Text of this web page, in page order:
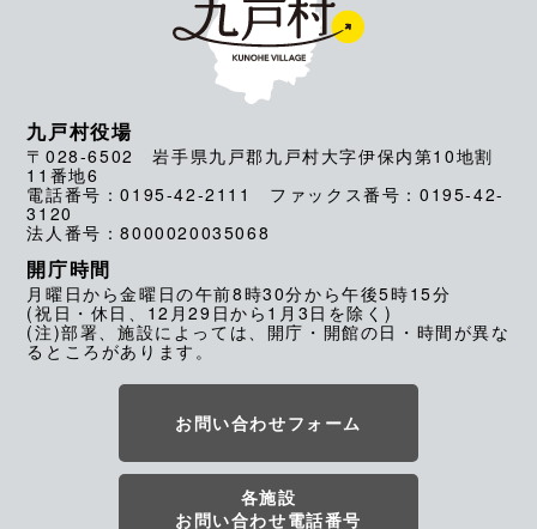
九戸村役場
〒028-6502 岩手県九戸郡九戸村大字伊保内第10地割
11番地6
電話番号：0195-42-2111 ファックス番号：0195-42-
3120
法人番号：8000020035068
開庁時間
月曜日から金曜日の午前8時30分から午後5時15分
(祝日・休日、12月29日から1月3日を除く)
(注)部署、施設によっては、開庁・開館の日・時間が異な
るところがあります。
お問い合わせフォーム
各施設
お問い合わせ電話番号